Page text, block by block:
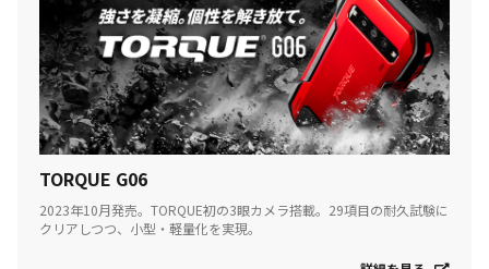
TORQUE G06
2023年10月発売。TORQUE初の3眼カメラ搭載。29項目の耐久試験に
クリアしつつ、小型・軽量化を実現。